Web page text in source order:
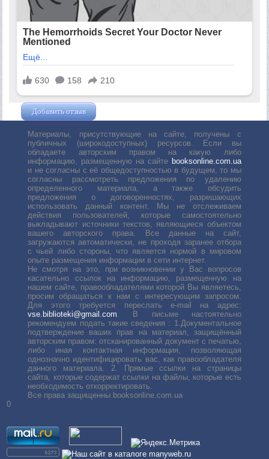
Добавить отзыв
Материалы, присутствующие на сайте, получены с
публичных (широкодоступных) ресурсов. Если вы
обладаете авторским правом на какую либо
информацию, размещенную на сайте booksonline.com.ua
и не согласны с её общедоступностью в будущем, то мы
согласны рассмотреть предложения по удалению
определенного материала, а также обсудить
предложения о договоренностях, разрешающих
использовать данный контент. Мы не отслеживаем
действия пользователей, которые самостоятельно
выкладывают источники текстов, являющиеся объектом
вашего авторского права. Все данные на сайт,
загружаются автоматически, не проходя заранее отбора
с чьей либо стороны, что является нормой в мировом
опыте размещения информации в сети интернет.
Не смотря на это, при возникновении у Вас вопросов
касательно ссылок на информацию, размещенную на
нашем сайте, правообладателями которой Вы являетесь,
просим обращаться к нам с интересующим запросом.
Для этого требуется переслать е-mail на адрес:
vse.biblioteki@gmail.com. В письме настоятельно
рекомендуем подать такие сведения : 1.Документальное
подтверждение ваших прав на материал, защищённый
авторским правом: отсканированный документ с печатью,
либо иная контактная информация, позволяющая
однозначно идентифицировать вас, как правообладателя
данного материала. 2. Прямые ссылки на страницы
сайта, которые содержат ссылки на файлы, которые есть
необходимость откорректировать.
Все права защищенны booksonline.com.ua
0